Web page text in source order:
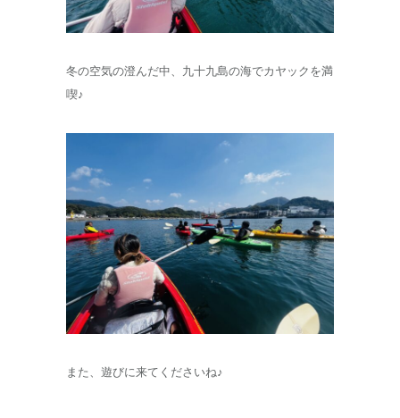
冬の空気の澄んだ中、九十九島の海でカヤックを満
喫♪
また、遊びに来てくださいね♪